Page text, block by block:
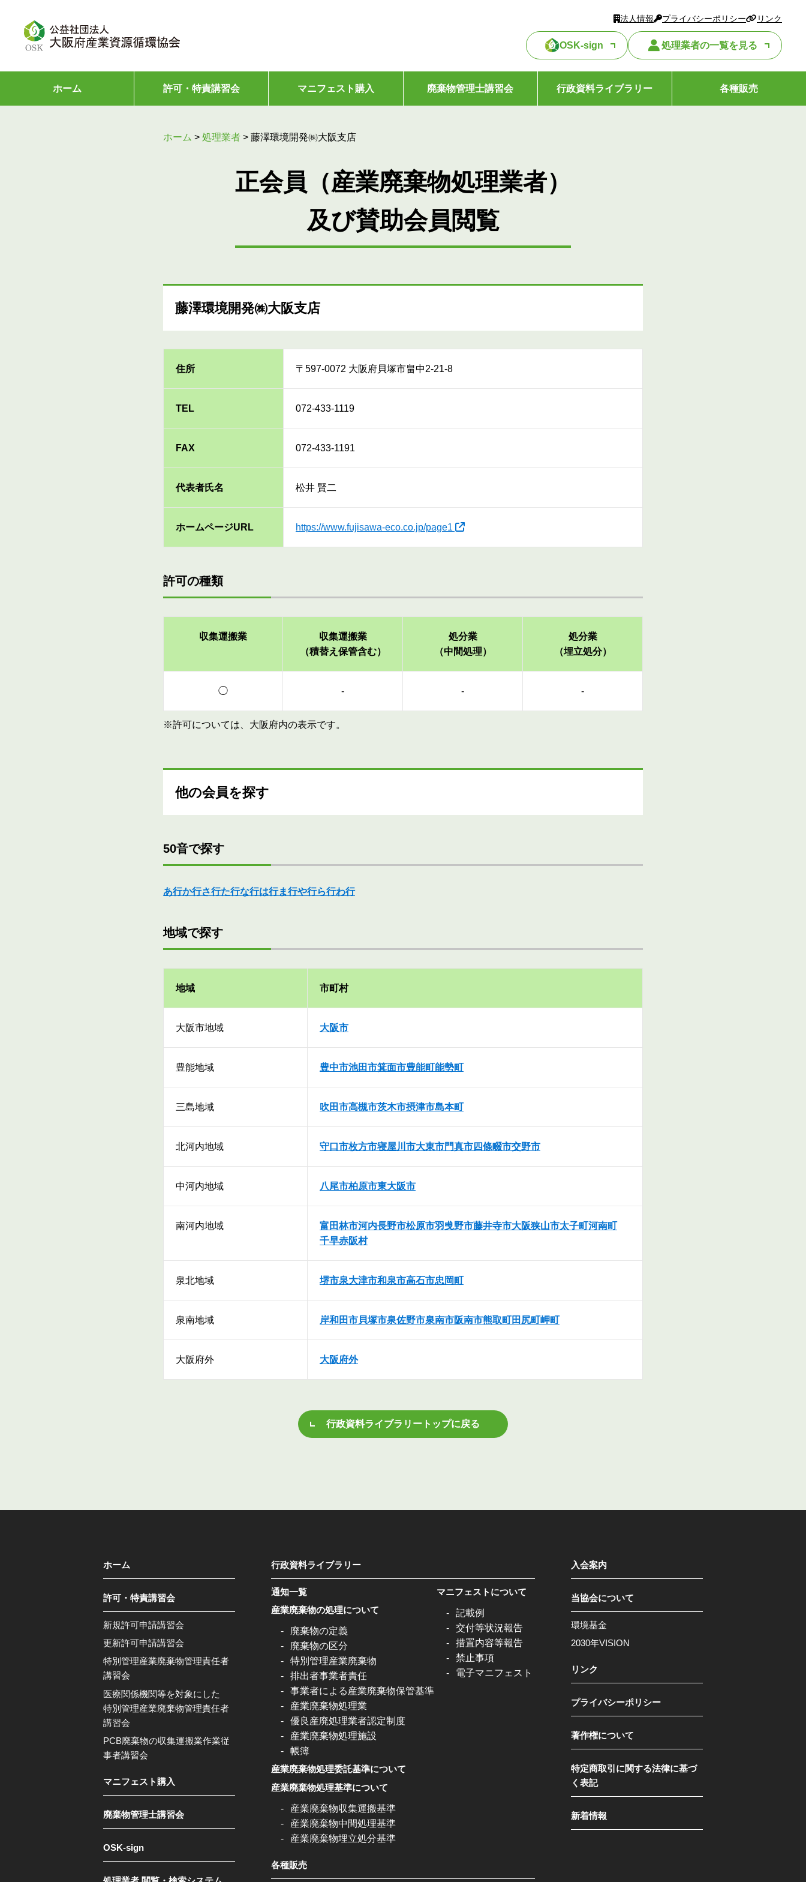
法人情報 プライバシーポリシー リンク
OSK-sign 処理業者の一覧を見る
ホーム 許可・特責講習会 マニフェスト購入 廃棄物管理士講習会 行政資料ライブラリー 各種販売
ホーム > 処理業者 > 藤澤環境開発㈱大阪支店
正会員（産業廃棄物処理業者）
及び賛助会員閲覧
藤澤環境開発㈱大阪支店
住所 〒597-0072 大阪府貝塚市畠中2-21-8
TEL 072-433-1119
FAX 072-433-1191
代表者氏名 松井 賢二
ホームページURL https://www.fujisawa-eco.co.jp/page1
許可の種類
収集運搬業
収集運搬業
（積替え保管含む）
処分業
（中間処理）
処分業
（埋立処分）
◯ - - -
※許可については、大阪府内の表示です。
他の会員を探す
50音で探す
あ行か行さ行た行な行は行ま行や行ら行わ行
地域で探す
地域 市町村
大阪市地域 大阪市
豊能地域 豊中市池田市箕面市豊能町能勢町
三島地域 吹田市高槻市茨木市摂津市島本町
北河内地域 守口市枚方市寝屋川市大東市門真市四條畷市交野市
中河内地域 八尾市柏原市東大阪市
南河内地域 富田林市河内長野市松原市羽曵野市藤井寺市大阪狭山市太子町河南町
千早赤阪村
泉北地域 堺市泉大津市和泉市高石市忠岡町
泉南地域 岸和田市貝塚市泉佐野市泉南市阪南市熊取町田尻町岬町
大阪府外 大阪府外
行政資料ライブラリートップに戻る
ホーム
許可・特責講習会
新規許可申請講習会
更新許可申請講習会
特別管理産業廃棄物管理責任者
講習会
医療関係機関等を対象にした
特別管理産業廃棄物管理責任者
講習会
PCB廃棄物の収集運搬業作業従
事者講習会
マニフェスト購入
廃棄物管理士講習会
OSK-sign
行政資料ライブラリー
通知一覧
産業廃棄物の処理について
廃棄物の定義
廃棄物の区分
特別管理産業廃棄物
排出者事業者責任
事業者による産業廃棄物保管基準
産業廃棄物処理業
優良産廃処理業者認定制度
産業廃棄物処理施設
帳簿
産業廃棄物処理委託基準について
産業廃棄物処理基準について
産業廃棄物収集運搬基準
産業廃棄物中間処理基準
産業廃棄物埋立処分基準
マニフェストについて
記載例
交付等状況報告
措置内容等報告
禁止事項
電子マニフェスト
各種販売
入会案内
当協会について
環境基金
2030年VISION
リンク
プライバシーポリシー
著作権について
特定商取引に関する法律に基づ
く表記
新着情報